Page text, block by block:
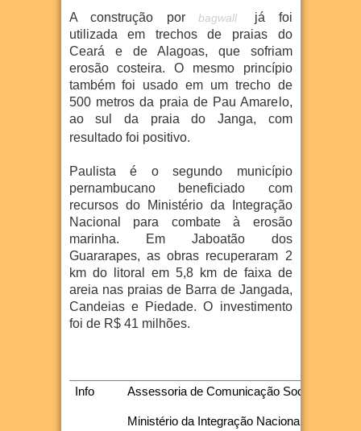
A construção porbagwall
já foi
utilizada em trechos de praias do
Ceará e de Alagoas, que sofriam
erosão costeira. O mesmo princípio
também foi usado em um trecho de
500 metros da praia de Pau Amarelo,
ao sul da praia do Janga, com
resultado foi positivo.
Paulista é o segundo município
pernambucano beneficiado com
recursos do Ministério da Integração
Nacional para combate à erosão
marinha. Em Jaboatão dos
Guararapes, as obras recuperaram 2
km do litoral em 5,8 km de faixa de
areia nas praias de Barra de Jangada,
Candeias e Piedade. O investimento
foi de R$ 41 milhões.
Info Assessoria de Comunicação Social
Ministério da Integração Nacional